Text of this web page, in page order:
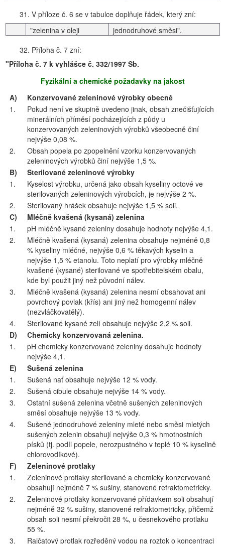
31. V příloze č. 6 se v tabulce doplňuje řádek, který zní:
"zelenina v oleji
jednodruhové směsi".
32. Příloha č. 7 zní:
"Příloha č. 7 k vyhlášce č. 332/1997 Sb.
Fyzikální a chemické požadavky na jakost
A)
Konzervované zeleninové výrobky obecně
1.
Pokud není ve skupině uvedeno jinak, obsah znečišťujících
minerálních příměsí pocházejících z půdy u
konzervovaných zeleninových výrobků všeobecně činí
nejvýše 0,08 %.
2.
Obsah popela po zpopelnění vzorku konzervovaných
zeleninových výrobků činí nejvýše 1,5 %.
B)
Sterilované zeleninové výrobky
1.
Kyselost výrobku, určená jako obsah kyseliny octové ve
sterilovaných zeleninových výrobcích, je nejvýše 2 %.
2.
Sterilovaný hrášek obsahuje nejvýše 1,5 % soli.
C)
Mléčně kvašená (kysaná) zelenina
1.
pH mléčně kysané zeleniny dosahuje hodnoty nejvýše 4,1.
2.
Mléčně kvašená (kysaná) zelenina obsahuje nejméně 0,8
% kyseliny mléčné, nejvýše 0,6 % těkavých kyselin a
nejvýše 1,5 % etanolu. Toto neplatí pro výrobky mléčně
kvašené (kysané) sterilované ve spotřebitelském obalu,
kde byl použit jiný než původní nálev.
3.
Mléčně kvašená (kysaná) zelenina nesmí obsahovat ani
povrchový povlak (křís) ani jiný než homogenní nálev
(nezvláčkovatělý).
4.
Sterilované kysané zelí obsahuje nejvýše 2,2 % soli.
D)
Chemicky konzervovaná zelenina.
1.
pH chemicky konzervované zeleniny dosahuje hodnoty
nejvýše 4,1.
E)
Sušená zelenina
1.
Sušená nať obsahuje nejvýše 12 % vody.
2.
Sušená cibule obsahuje nejvýše 14 % vody.
3.
Ostatní sušená zelenina včetně sušených zeleninových
směsí obsahuje nejvýše 13 % vody.
4.
Sušené jednodruhové zeleniny mleté nebo směsi mletých
sušených zelenin obsahují nejvýše 0,3 % hmotnostních
písků (tj. podíl popele, nerozpustného v teplé 10 % kyselině
chlorovodíkové).
F)
Zeleninové protlaky
1.
Zeleninové protlaky sterilované a chemicky konzervované
obsahují nejméně 7 % sušiny, stanovené refraktometricky.
2.
Zeleninové protlaky konzervované přídavkem soli obsahují
nejméně 32 % sušiny, stanovené refraktometricky, přičemž
obsah soli nesmí překročit 28 %, u česnekového protlaku
55 %.
3.
Rajčatový protlak rozředěný vodou na roztok o koncentraci